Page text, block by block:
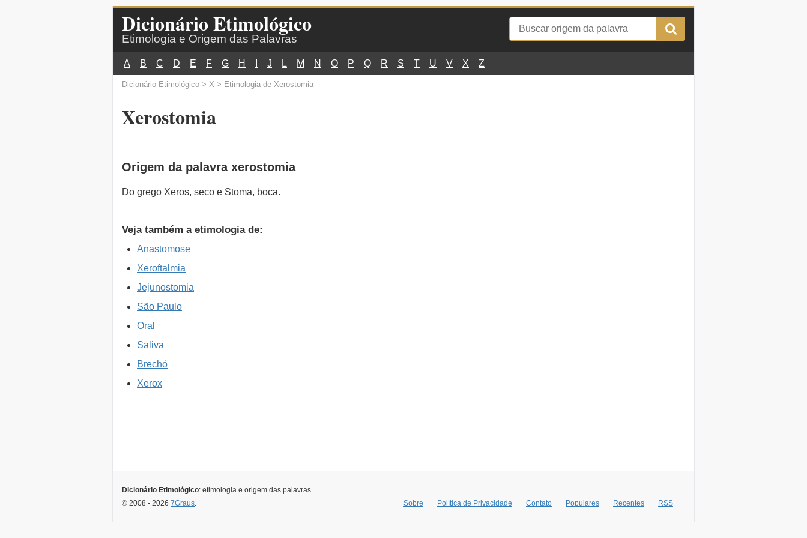
Dicionário Etimológico
Etimologia e Origem das Palavras
A B C D E F G H J L M N O P Q R S T U V X Z
Dicionário Etimológico > X > Etimologia de Xerostomia
Xerostomia
Origem da palavra xerostomia
Do grego Xeros, seco e Stoma, boca.
Veja também a etimologia de:
Anastomose
Xeroftalmia
Jejunostomia
São Paulo
Oral
Saliva
Brechó
Xerox
Sobre Política de Privacidade Contato Populares Recentes RSS
Dicionário Etimológico: etimologia e origem das palavras.
© 2008 - 2026 7Graus.